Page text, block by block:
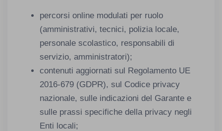
percorsi online modulati per ruolo
(amministrativi, tecnici, polizia locale,
personale scolastico, responsabili di
servizio, amministratori);
contenuti aggiornati sul Regolamento UE
2016-679 (GDPR), sul Codice privacy
nazionale, sulle indicazioni del Garante e
sulle prassi specifiche della privacy negli
Enti locali;